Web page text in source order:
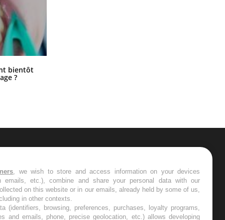
bientôt
?
les semaines les meilleures
, we wish to store and access information on your devices
emails, etc.), combine and share your personal data with our
on this website or in our emails, already held by some of us,
in other contexts.
(identifiers, browsing, preferences, purchases, loyalty programs,
and emails, phone, precise geolocation, etc.) allows developing